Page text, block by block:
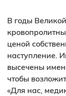
В годы
ценой
наступление.
высечены
чтобы
«Для нас,